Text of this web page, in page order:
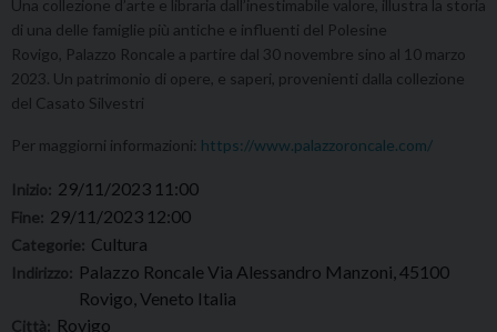
Una collezione d’arte e libraria dall’inestimabile valore, illustra la storia
di una delle famiglie più antiche e influenti del Polesine
Rovigo, Palazzo Roncale a partire dal 30 novembre sino al 10 marzo
2023. Un patrimonio di opere, e saperi, provenienti dalla collezione
del Casato Silvestri
Per maggiorni informazioni: https://www.palazzoroncale.com/
Inizio: 29/11/2023 11:00
Fine: 29/11/2023 12:00
Categorie: Cultura
Indirizzo: Palazzo Roncale Via Alessandro Manzoni, 45100
Rovigo, Veneto Italia
Città: Rovigo